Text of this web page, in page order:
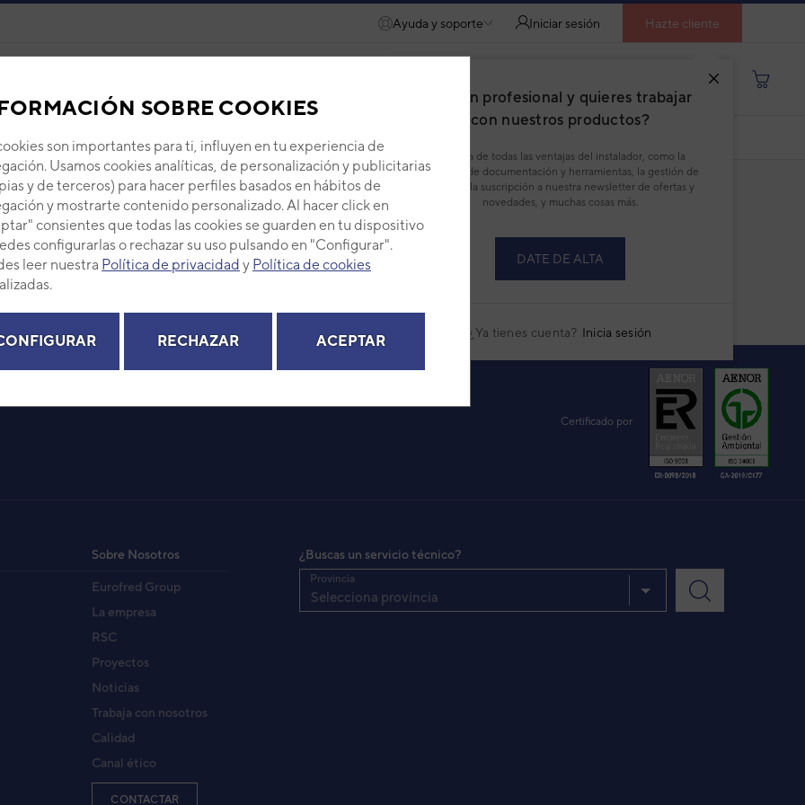
SOBRE COOKIES
son importantes para ti, influyen en tu experiencia de
Usamos cookies analíticas, de personalización y publicitarias
y de terceros) para hacer perfiles basados en hábitos de
y mostrarte contenido personalizado. Al hacer click en
consientes que todas las cookies se guarden en tu dispositivo
configurarlas o rechazar su uso pulsando en "Configurar".
leer nuestra Política de privacidad y Política de cookies
RECHAZAR ACEPTAR
Ayuda y soporte Iniciar sesión
¿Eres un profesional y quieres trabajar
con nuestros productos?
Disfruta de todas las ventajas del instalador, como la
descarga de documentación y herramientas, la gestión de
pedidos, la suscripción a nuestra newsletter de ofertas y
novedades, y muchas cosas más.
DATE DE ALTA
¿Ya tienes cuenta? Inicia sesión
Hazte cliente
KH ROG12KBTB
3NFE89052
ROG12KBTB
Certificado por
Sobre Nosotros
Eurofred Group
La empresa
RSC
Proyectos
Noticias
Trabaja con nosotros
Calidad
Canal ético
CONTACTAR
¿Buscas un servicio técnico?
Selecciona provincia
Provincia